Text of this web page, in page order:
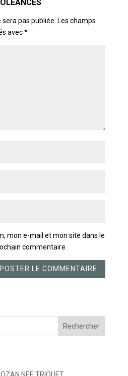
pas publiée. Les champs
avec*
mon e-mail et mon site dans le
commentaire.
NEE TRIQUET